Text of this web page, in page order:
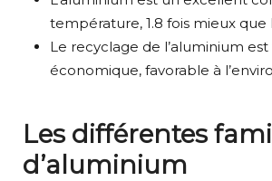
température, 1.8 fois mieux que
Le recyclage de l’aluminium
économique, favorable à
Les différentes
d’aluminium